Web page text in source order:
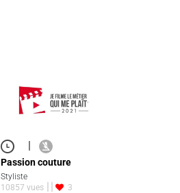
|
Passion couture
Styliste
10857 vues
3